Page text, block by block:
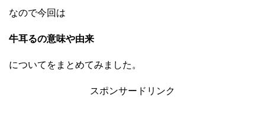
なので今回は
牛耳るの意味や由来
についてをまとめてみました。
スポンサードリンク